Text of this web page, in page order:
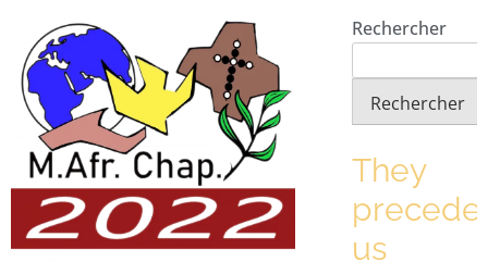
Rechercher
Rechercher
They
us